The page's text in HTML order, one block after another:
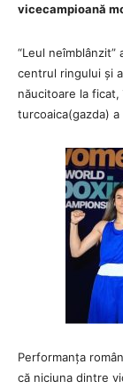
vicecampioană
“Leul
centrul ringului și
năucitoare la
turcoaica(gazda)
Performanța
că niciuna dintre